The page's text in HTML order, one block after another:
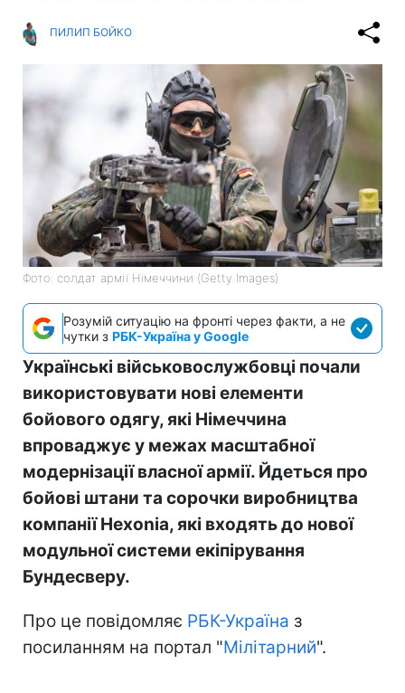
ПИЛИП БОЙКО
Фото: солдат армії Німеччини (Getty Images)
Розумій ситуацію на фронті через факти, а не
чутки з РБК-Україна у Google
Українські військовослужбовці почали
використовувати нові елементи
бойового одягу, які Німеччина
впроваджує у межах масштабної
модернізації власної армії. Йдеться про
бойові штани та сорочки виробництва
компанії Hexonia, які входять до нової
модульної системи екіпірування
Бундесверу.
Про це повідомляє РБК-Україна з
посиланням на портал "Мілітарний".